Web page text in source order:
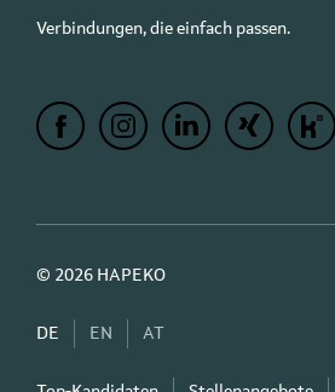
Verbindungen, die einfach passen.
© 2026 HAPEKO
DE EN AT